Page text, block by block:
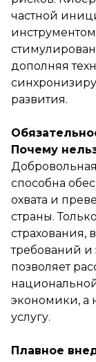
частной
дополняя
развития.
Почему
способна
охвата и
страны.
страхования,
требований и
позволяет
экономики, а
услугу.
Плавное